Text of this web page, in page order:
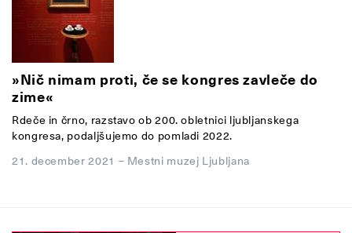
»Nič nimam proti, če se kongres zavleče do
zime«
Rdeče in črno, razstavo ob 200. obletnici ljubljanskega
kongresa, podaljšujemo do pomladi 2022.
21. december 2021 – Mestni muzej Ljubljana